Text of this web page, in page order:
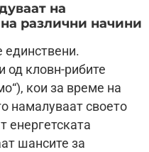
на
различни начини
единствени.
од кловн-рибите
кои за време на
намалуваат своето
енергетската
шансите за